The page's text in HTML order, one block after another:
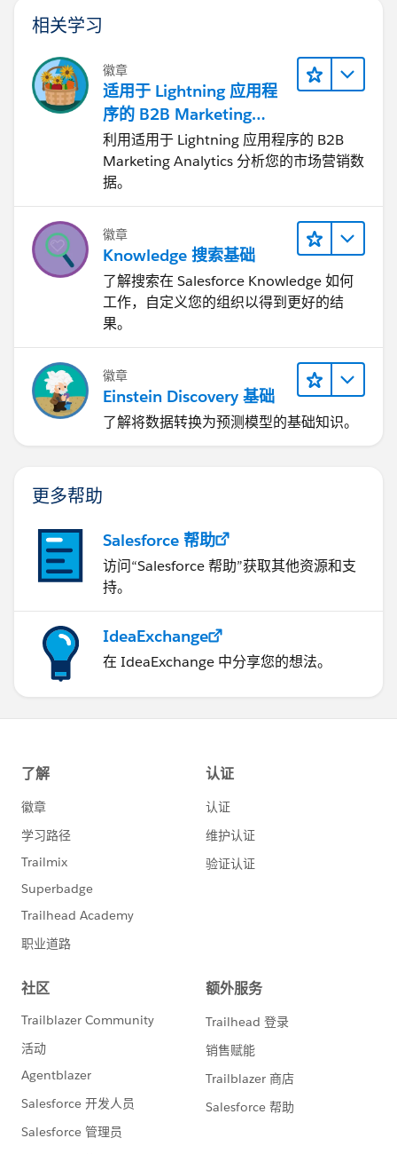
相关学习
徽章
适用于 Lightning 应用程
序的 B2B Marketing
Analytics
利用适用于 Lightning 应用程序的 B2B
Marketing Analytics 分析您的市场营销数
据。
徽章
Knowledge 搜索基础
了解搜索在 Salesforce Knowledge 如何
工作，自定义您的组织以得到更好的结
果。
徽章
Einstein Discovery 基础
了解将数据转换为预测模型的基础知识。
更多帮助
Salesforce 帮助
访问“Salesforce 帮助”获取其他资源和支
持。
IdeaExchange
在 IdeaExchange 中分享您的想法。